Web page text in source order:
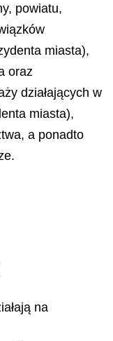
powiatu,
miasta),
oraz
działających w
miasta),
a ponadto
na